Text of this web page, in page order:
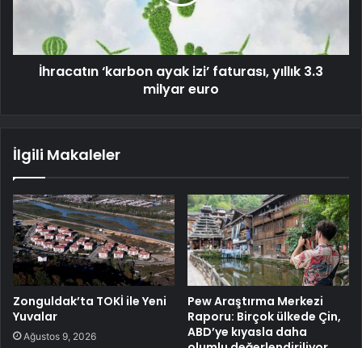
İhracatın ‘karbon ayak izi’ faturası, yıllık 3.3
milyar euro
İlgili Makaleler
Zonguldak’ta TOKİ ile Yeni
Yuvalar
Ağustos 9, 2026
Pew Araştırma Merkezi
Raporu: Birçok ülkede Çin,
ABD’ye kıyasla daha